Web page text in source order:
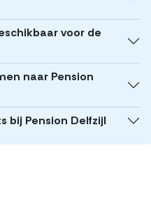
voor de
naar Pension
bij Pension Delfzijl